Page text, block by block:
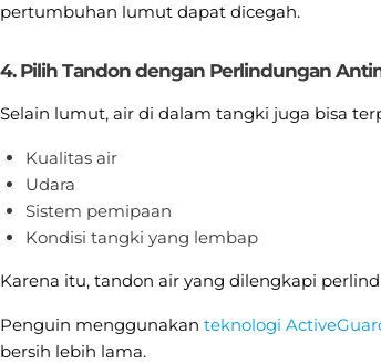
pertumbuhan lumut dapat dicegah.
4. Pilih Tandon dengan Perlindungan
Selain lumut, air di dalam tangki juga bisa
Kualitas air
Udara
Sistem pemipaan
Kondisi tangki yang lembap
Karena itu, tandon air yang dilengkapi
Penguin menggunakan teknologi
bersih lebih lama.